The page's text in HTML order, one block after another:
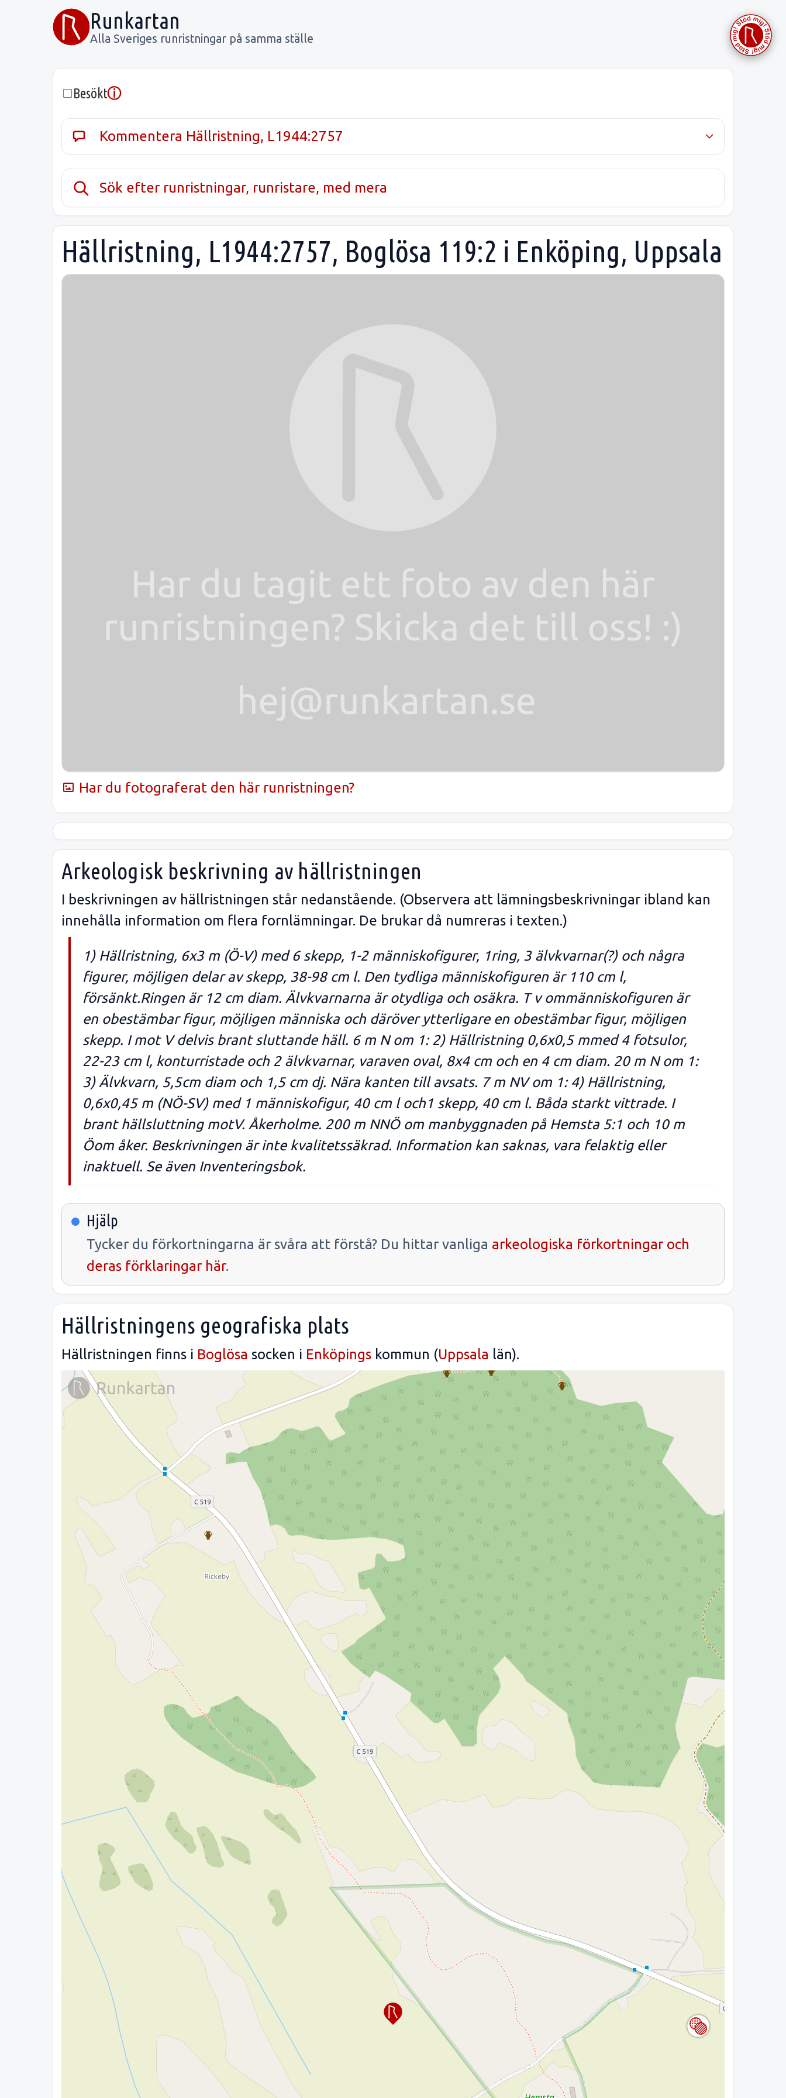
Runkartan
Alla Sveriges runristningar på samma ställe
Besöktⓘ
Kommentera Hällristning, L1944:2757
Sök efter runristningar, runristare, med mera
Hällristning, L1944:2757, Boglösa 119:2 i Enköping, Uppsala
Har du fotograferat den här runristningen?
Arkeologisk beskrivning av hällristningen
I beskrivningen av hällristningen står nedanstående. (Observera att lämningsbeskrivningar ibland kan
innehålla information om flera fornlämningar. De brukar då numreras i texten.)
1) Hällristning, 6x3 m (Ö-V) med 6 skepp, 1-2 människofigurer, 1ring, 3 älvkvarnar(?) och några
figurer, möjligen delar av skepp, 38-98 cm l. Den tydliga människofiguren är 110 cm l,
försänkt.Ringen är 12 cm diam. Älvkvarnarna är otydliga och osäkra. T v ommänniskofiguren är
en obestämbar figur, möjligen människa och däröver ytterligare en obestämbar figur, möjligen
skepp. I mot V delvis brant sluttande häll. 6 m N om 1: 2) Hällristning 0,6x0,5 mmed 4 fotsulor,
22-23 cm l, konturristade och 2 älvkvarnar, varaven oval, 8x4 cm och en 4 cm diam. 20 m N om 1:
3) Älvkvarn, 5,5cm diam och 1,5 cm dj. Nära kanten till avsats. 7 m NV om 1: 4) Hällristning,
0,6x0,45 m (NÖ-SV) med 1 människofigur, 40 cm l och1 skepp, 40 cm l. Båda starkt vittrade. I
brant hällsluttning motV. Åkerholme. 200 m NNÖ om manbyggnaden på Hemsta 5:1 och 10 m
Öom åker. Beskrivningen är inte kvalitetssäkrad. Information kan saknas, vara felaktig eller
inaktuell. Se även Inventeringsbok.
Hjälp
Tycker du förkortningarna är svåra att förstå? Du hittar vanliga arkeologiska förkortningar och
deras förklaringar här.
Hällristningens geografiska plats
Hällristningen finns i Boglösa socken i Enköpings kommun (Uppsala län).